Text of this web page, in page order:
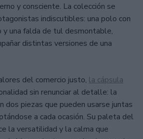
y consciente. La colección se
indiscutibles: una polo con
una falda de tul desmontable,
distintas versiones de una
del comercio justo, la cápsula
sin renunciar al detalle: la
dos piezas que pueden usarse juntas
a cada ocasión. Su paleta del
la versatilidad y la calma que